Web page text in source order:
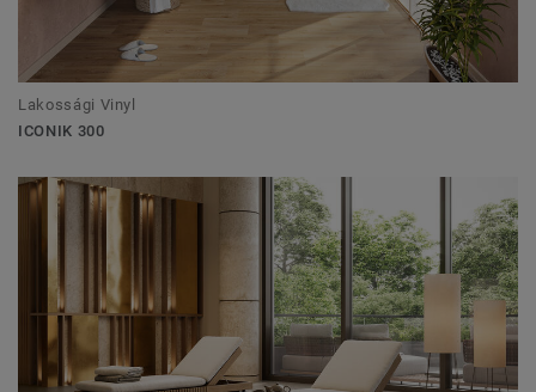
Lakossági Vinyl
ICONIK 300